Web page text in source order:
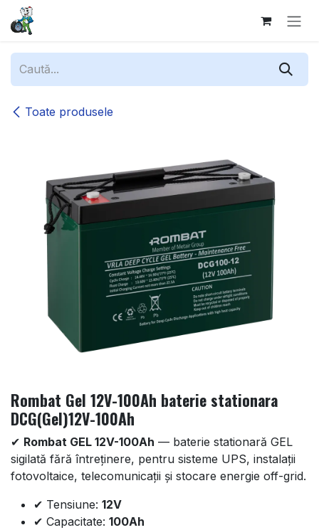
Sari la conținut
Toate produsele
Rombat Gel 12V-100Ah baterie stationara
DCG(Gel)12V-100Ah
✔ Rombat GEL 12V-100Ah — baterie stationară GEL
sigilată fără întreținere, pentru sisteme UPS, instalații
fotovoltaice, telecomunicații și stocare energie off-grid.
✔ Tensiune: 12V
✔ Capacitate: 100Ah